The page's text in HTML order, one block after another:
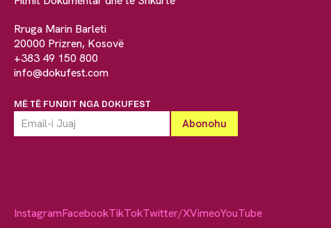
Rruga Marin Barleti
20000 Prizren, Kosovë
+383 49 150 800
info@dokufest.com
MË TË FUNDIT NGA DOKUFEST
InstagramFacebookTikTokTwitter/XVimeoYouTube